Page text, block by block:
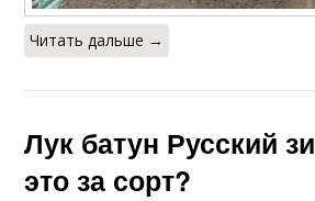
Читать дальше →
Лук батун Русский
это за сорт?